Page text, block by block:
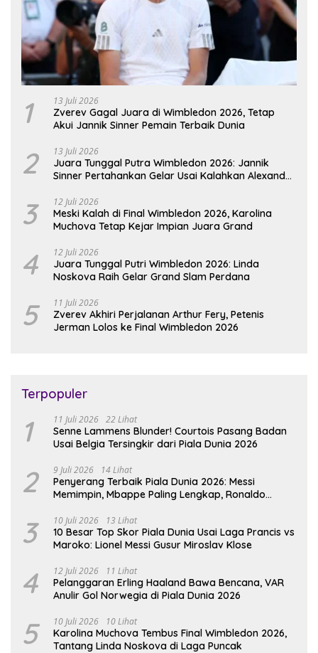
1 13 Juli 2026
Zverev Gagal Juara di Wimbledon 2026, Tetap
Akui Jannik Sinner Pemain Terbaik Dunia
2 13 Juli 2026
Juara Tunggal Putra Wimbledon 2026: Jannik
Sinner Pertahankan Gelar Usai Kalahkan Alexander
3 12 Juli 2026
Meski Kalah di Final Wimbledon 2026, Karolina
Muchova Tetap Kejar Impian Juara Grand
4 12 Juli 2026
Juara Tunggal Putri Wimbledon 2026: Linda
Noskova Raih Gelar Grand Slam Perdana
5 11 Juli 2026
Zverev Akhiri Perjalanan Arthur Fery, Petenis
Jerman Lolos ke Final Wimbledon 2026
Terpopuler
1 11 Juli 2026 22 Lihat
Senne Lammens Blunder! Courtois Pasang Badan
Usai Belgia Tersingkir dari Piala Dunia 2026
2 9 Juli 2026 14 Lihat
Penyerang Terbaik Piala Dunia 2026: Messi
Memimpin, Mbappe Paling Lengkap, Ronaldo
3 10 Juli 2026 13 Lihat
10 Besar Top Skor Piala Dunia Usai Laga Prancis vs
Maroko: Lionel Messi Gusur Miroslav Klose
4 12 Juli 2026 11 Lihat
Pelanggaran Erling Haaland Bawa Bencana, VAR
Anulir Gol Norwegia di Piala Dunia 2026
5 10 Juli 2026 10 Lihat
Karolina Muchova Tembus Final Wimbledon 2026,
Tantang Linda Noskova di Laga Puncak